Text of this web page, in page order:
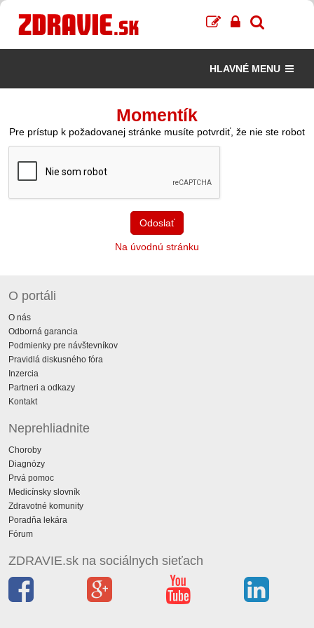
HLAVNÉ MENU
Momentík
Pre prístup k požadovanej stránke musíte potvrdiť, že nie ste robot
Odoslať
Na úvodnú stránku
O portáli
O nás
Odborná garancia
Podmienky pre návštevníkov
Pravidlá diskusného fóra
Inzercia
Partneri a odkazy
Kontakt
Neprehliadnite
Choroby
Diagnózy
Prvá pomoc
Medicínsky slovník
Zdravotné komunity
Poradňa lekára
Fórum
ZDRAVIE.sk na sociálnych sieťach